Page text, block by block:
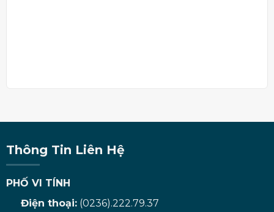
Thông Tin Liên Hệ
PHỐ VI TÍNH
Điện thoại:(0236).222.79.37